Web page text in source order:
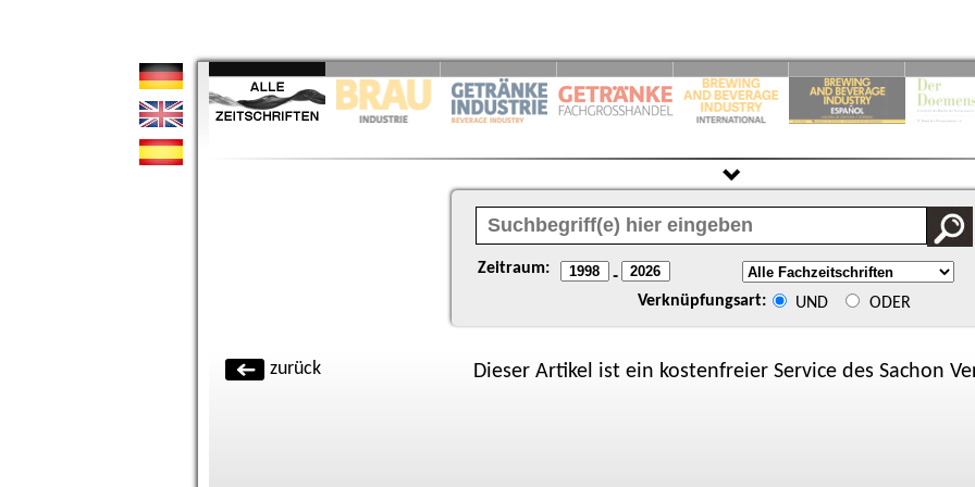
Zeitraum: -
Verknüpfungsart: UND ODER
zurück Dieser Artikel ist ein kostenfreier Service des Sachon